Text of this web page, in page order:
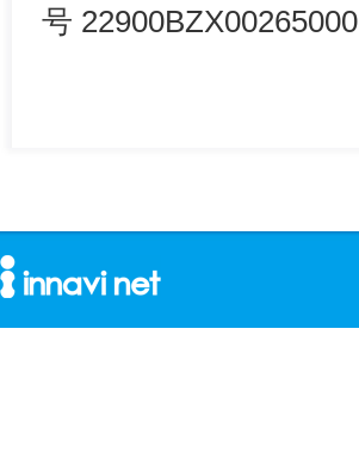
号 22900BZX00265000